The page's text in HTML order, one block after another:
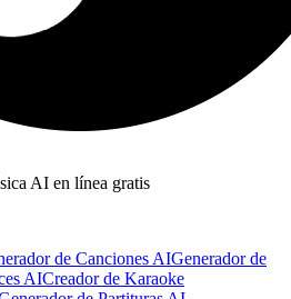
AI en línea gratis
de Canciones AIGenerador de
AICreador de Karaoke